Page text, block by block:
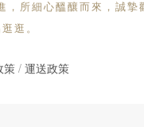
，所細心醞釀而來，誠摯
逛。
策/ 運送政策